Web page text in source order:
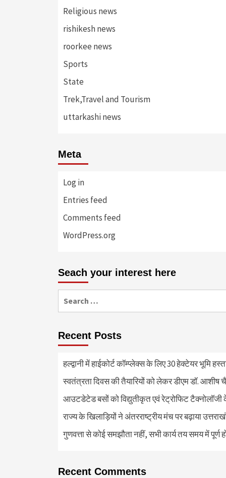
Religious news
rishikesh news
roorkee news
Sports
State
Trek,Travel and Tourism
uttarkashi news
Meta
Log in
Entries feed
Comments feed
WordPress.org
Seach your interest here
Recent Posts
हल्द्वानी में हाईकोर्ट कॉम्प्लेक्स के लिए 30 हेक्टेयर भूमि
स्वतंत्रता दिवस की तैयारियों को लेकर डीएम डॉ. आशीष
आउटडेटेड बसों को विद्युतीकृत एवं रेट्रोफिट टैक्नोलाॅजी
राज्य के खिलाड़ियों ने अंतरराष्ट्रीय मंच पर बढ़ाया
गुणवत्ता से कोई समझौता नहीं, सभी कार्य तय समय में पूर्ण
Recent Comments